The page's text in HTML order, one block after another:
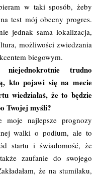
w taki sposób, żeby
test mój obecny progres.
jednak sama lokalizacja,
możliwości zwiedzania
biegowym.
trudno
kto pojawi się na mecie
wiedziałaś, że to będzie
Twojej myśli?
moje najlepsze prognozy
walki o podium, ale to
startu i świadomość, że
zaufanie do swojego
że na stumilaku,